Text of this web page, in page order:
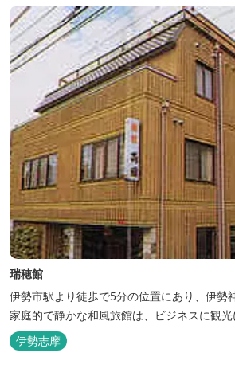
瑞穂館
伊勢市駅より徒歩で5分の位置にあり、伊勢
家庭的で静かな和風旅館は、ビジネスに観光
伊勢志摩